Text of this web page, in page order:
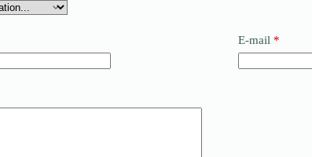
E-mail *